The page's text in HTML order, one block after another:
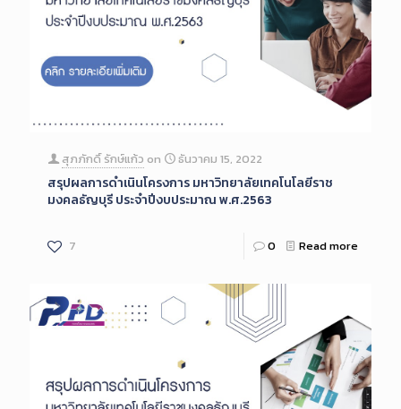
สุภภักดิ์ รักษ์แก้ว on ธันวาคม 15, 2022
สรุปผลการดำเนินโครงการ มหาวิทยาลัยเทคโนโลยีราช
มงคลธัญบุรี ประจำปีงบประมาณ พ.ศ.2563
7 0 Read more